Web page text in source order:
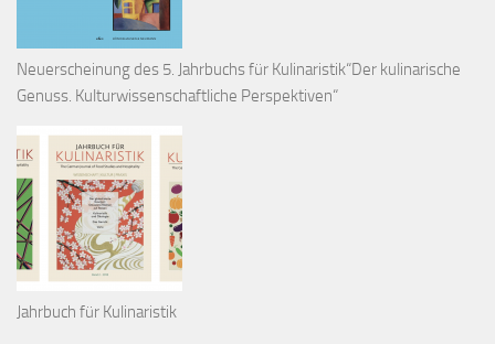
Neuerscheinung des 5. Jahrbuchs für Kulinaristik“Der kulinarische
Genuss. Kulturwissenschaftliche Perspektiven“
Jahrbuch für Kulinaristik